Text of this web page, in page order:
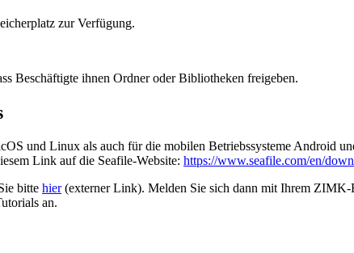
zur Verfügung.
Beschäftigte ihnen Ordner oder Bibliotheken freigeben.
und Linux als auch für die mobilen Betriebssysteme Android
Link auf die Seafile-Website: https://www.seafile.com/en/
bitte hier(externer Link). Melden Sie sich dann mit Ihrem ZIMK-
an.